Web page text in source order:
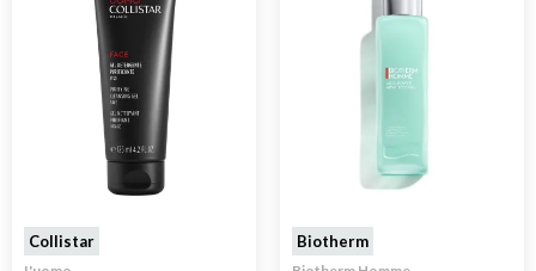
Collistar Biotherm